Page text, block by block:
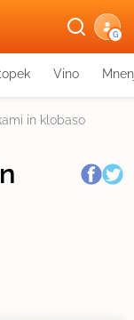
G
Vino
in klobaso